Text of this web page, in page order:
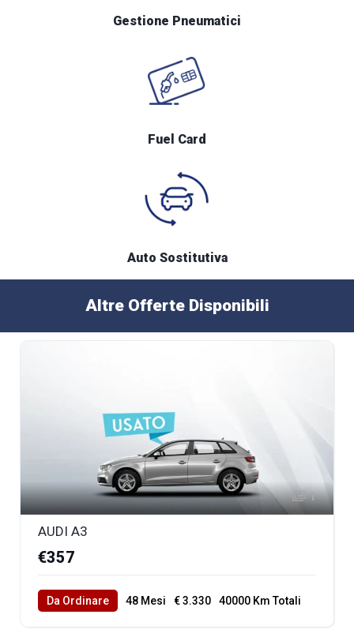
Gestione Pneumatici
Fuel Card
Auto Sostitutiva
Altre Offerte Disponibili
1
AUDI A3
€357
Da Ordinare 48 Mesi € 3.330 40000 Km Totali